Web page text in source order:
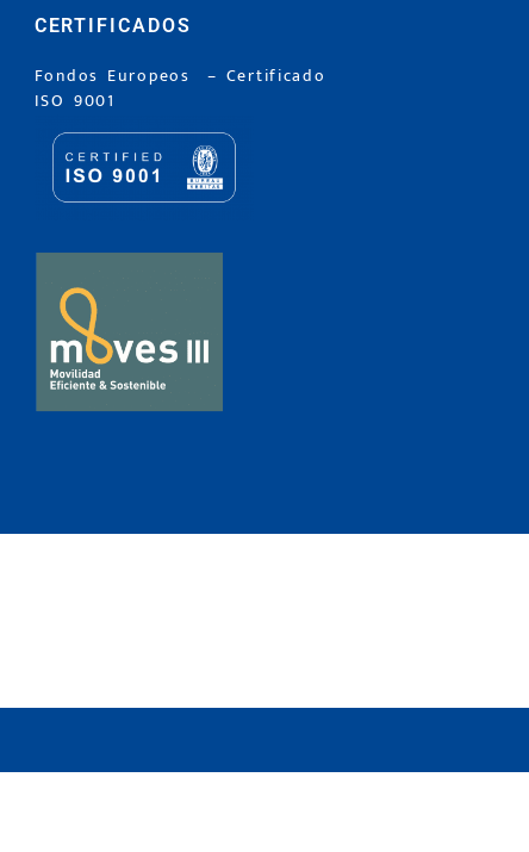
CERTIFICADOS
Fondos Europeos – Certificado
ISO 9001